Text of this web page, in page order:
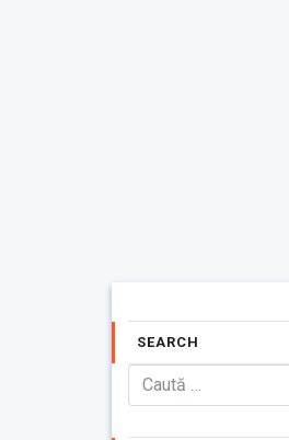
SEARCH